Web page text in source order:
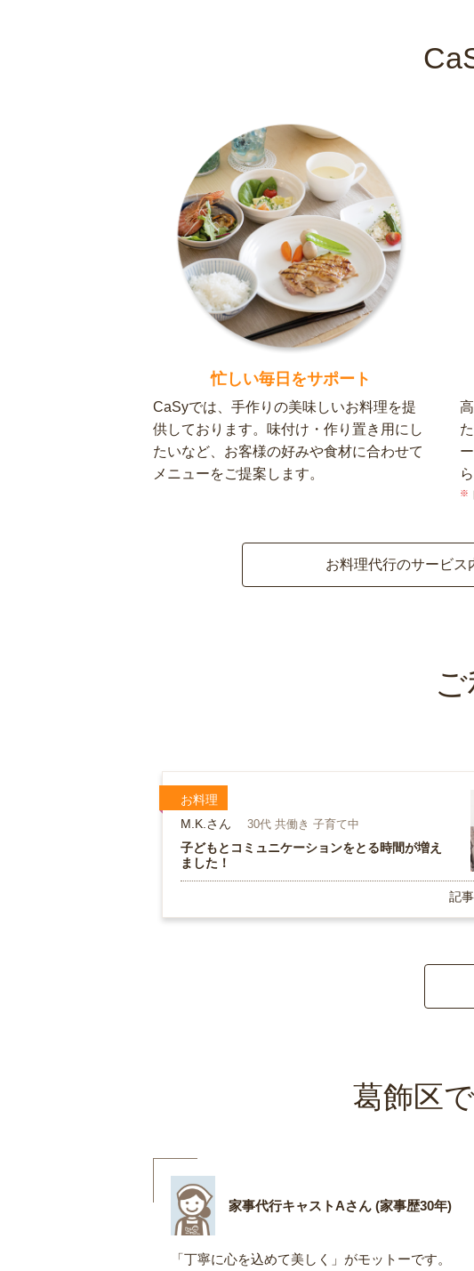
忙しい毎日をサポート
CaSyでは、手作りの美味しいお料理を提
供しております。味付け・作り置き用にし
たいなど、お客様の好みや食材に合わせて
メニューをご提案します。
お料理代行のサービス
お料理
M.K.さん
30代 共働き 子育て中
子どもとコミュニケーションをとる時間が増え
ました！
記
葛飾区
家事代行キャストAさん (家事歴30年)
「丁寧に心を込めて美しく」がモットーです。